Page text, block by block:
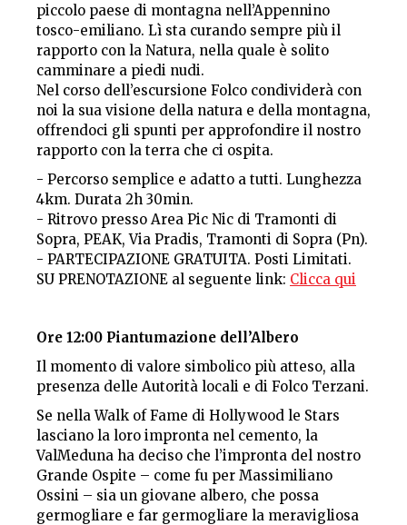
piccolo paese di montagna nell’Appennino
tosco-emiliano. Lì sta curando sempre più il
rapporto con la Natura, nella quale è solito
camminare a piedi nudi.
Nel corso dell’escursione Folco condividerà con
noi la sua visione della natura e della montagna,
offrendoci gli spunti per approfondire il nostro
rapporto con la terra che ci ospita.
- Percorso semplice e adatto a tutti. Lunghezza
4km. Durata 2h 30min.
- Ritrovo presso Area Pic Nic di Tramonti di
Sopra, PEAK, Via Pradis, Tramonti di Sopra (Pn).
- PARTECIPAZIONE GRATUITA. Posti Limitati.
SU PRENOTAZIONE al seguente link: Clicca qui
Ore 12:00 Piantumazione dell’Albero
Il momento di valore simbolico più atteso, alla
presenza delle Autorità locali e di Folco Terzani.
Se nella Walk of Fame di Hollywood le Stars
lasciano la loro impronta nel cemento, la
ValMeduna ha deciso che l’impronta del nostro
Grande Ospite – come fu per Massimiliano
Ossini – sia un giovane albero, che possa
germogliare e far germogliare la meravigliosa